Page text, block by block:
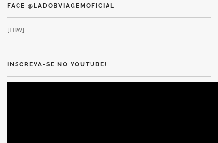
FACE @LADOBVIAGEMOFICIAL
[FBW]
INSCREVA-SE NO YOUTUBE!